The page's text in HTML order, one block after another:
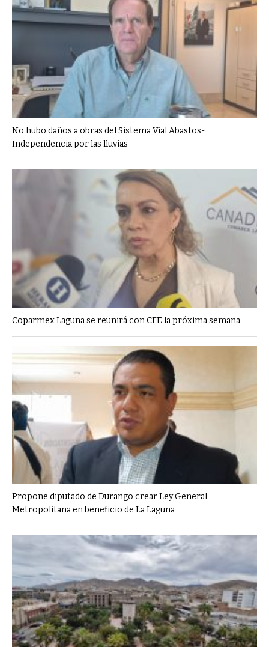
No hubo daños a obras del Sistema Vial Abastos-
Independencia por las lluvias
Coparmex Laguna se reunirá con CFE la próxima semana
Propone diputado de Durango crear Ley General
Metropolitana en beneficio de La Laguna